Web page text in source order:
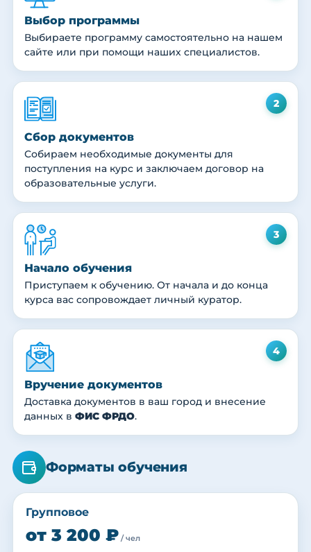
Выбор программы
Выбираете программу самостоятельно на нашем
сайте или при помощи наших специалистов.
2
Сбор документов
Собираем необходимые документы для
поступления на курс и заключаем договор на
образовательные услуги.
3
Начало обучения
Приступаем к обучению. От начала и до конца
курса вас сопровождает личный куратор.
4
Вручение документов
Доставка документов в ваш город и внесение
данных в ФИС ФРДО.
Форматы обучения
Групповое
от 3 200 ₽ / чел